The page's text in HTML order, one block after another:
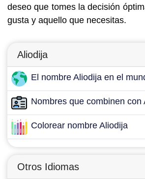
deseo que tomes la decisión
gusta y aquello que necesitas.
Aliodija
El nombre Aliodija en el
Nombres que combinen con
Colorear nombre Aliodija
Otros Idiomas